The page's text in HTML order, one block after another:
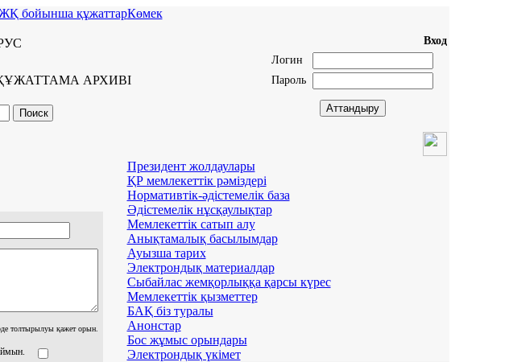
бойынша құжаттарКөмек
Вход
Логин
Пароль
АРХИВI
толтырылуы қажет орын.
Президент жолдаулары
ҚР мемлекеттік рәміздері
Нормативтік-әдістемелік база
Әдістемелік нұсқаулықтар
Мемлекеттік сатып алу
Анықтамалық басылымдар
Ауызша тарих
Электрондық материалдар
Сыбайлас жемқорлыққа қарсы күрес
Мемлекеттік қызметтер
БАҚ біз туралы
Анонстар
Бос жұмыс орындары
Электрондық үкімет